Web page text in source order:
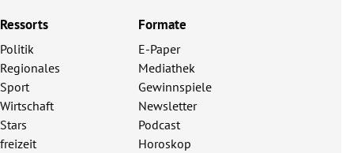
Ressorts
Politik
Regionales
Sport
Wirtschaft
Stars
freizeit
Formate
E-Paper
Mediathek
Gewinnspiele
Newsletter
Podcast
Horoskop